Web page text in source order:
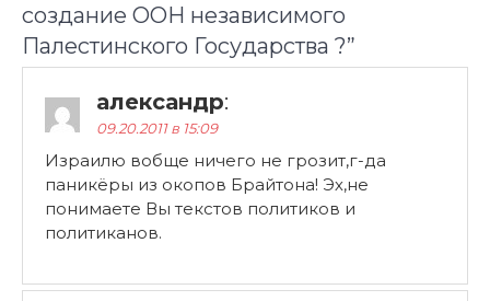
создaние ООН независимого
Палестинского Государства ?”
александр:
09.20.2011 в 15:09
Израилю вобще ничего не грозит,г-да
паникёры из окопов Брайтона! Эх,не
понимаете Вы текстов политиков и
политиканов.